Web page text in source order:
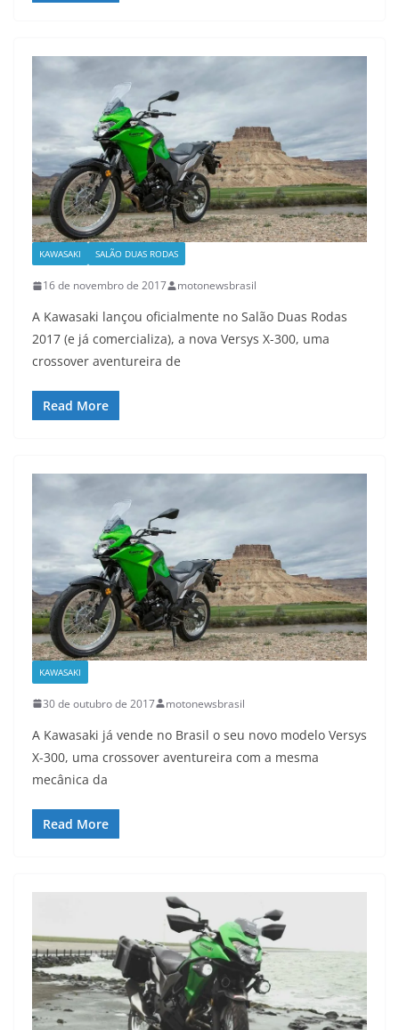
KAWASAKI SALÃO DUAS RODAS
16 de novembro de 2017 motonewsbrasil
A Kawasaki lançou oficialmente no Salão Duas Rodas
2017 (e já comercializa), a nova Versys X-300, uma
crossover aventureira de
Read More
KAWASAKI
30 de outubro de 2017 motonewsbrasil
A Kawasaki já vende no Brasil o seu novo modelo Versys
X-300, uma crossover aventureira com a mesma
mecânica da
Read More